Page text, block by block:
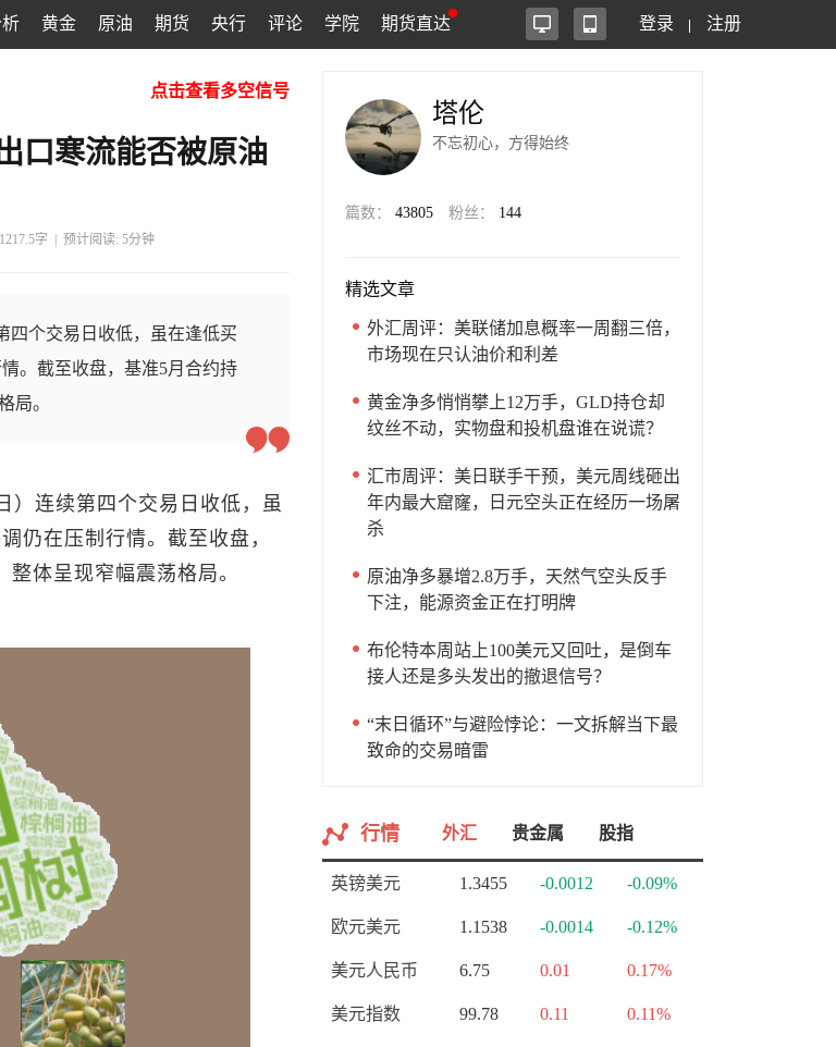
黄金 原油 期货 央行 评论 学院 期货直达 登录 注册
点击查看多空信号
口寒流能否被原油
字 |预计阅读: 5分钟
四个交易日收低，虽在逢低买
。截至收盘，基准5月合约持
局。
）连续第四个交易日收低，虽
仍在压制行情。截至收盘，
体呈现窄幅震荡格局。
塔伦
不忘初心，方得始终
篇数： 43805 粉丝： 144
精选文章
外汇周评：美联储加息概率一周翻三倍，
市场现在只认油价和利差
黄金净多悄悄攀上12万手，GLD持仓却
纹丝不动，实物盘和投机盘谁在说谎？
汇市周评：美日联手干预，美元周线砸出
年内最大窟窿，日元空头正在经历一场屠
杀
原油净多暴增2.8万手，天然气空头反手
下注，能源资金正在打明牌
布伦特本周站上100美元又回吐，是倒车
接人还是多头发出的撤退信号？
“末日循环”与避险悖论：一文拆解当下最
致命的交易暗雷
行情 外汇 贵金属 股指
英镑美元 1.3455 -0.0012 -0.09%
欧元美元 1.1538 -0.0014 -0.12%
美元人民币 6.75 0.01 0.17%
美元指数 99.78 0.11 0.11%